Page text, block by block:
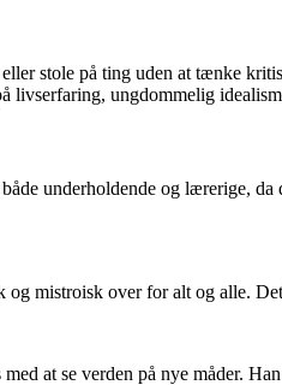
stole på ting uden at tænke
ungdommelig
underholdende og lærerige,
mistroisk over for alt og alle.
at se verden på nye måder.